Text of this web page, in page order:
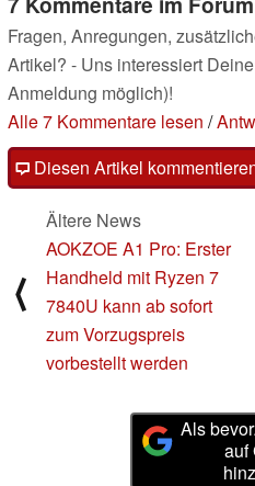
Fragen, Anregungen,
Artikel? - Uns interessiert
Anmeldung möglich)!
Alle 7 Kommentare lesen /
Diesen Artikel
⟨
Ältere News
AOKZOE A1 Pro: Erster
Handheld mit Ryzen 7
7840U kann ab sofort
zum Vorzugspreis
vorbestellt werden
Als
auf